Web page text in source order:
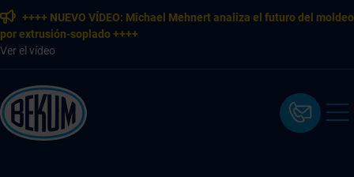
++++ NUEVO VÍDEO: Michael Mehnert analiza el futuro del moldeo
por extrusión-soplado ++++
Ver el vídeo